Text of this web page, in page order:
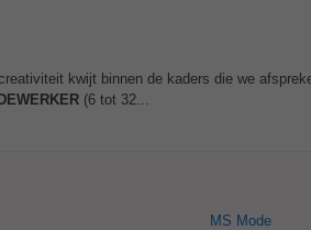
kwijt binnen de kaders die we
(6 tot 32...
MS Mode